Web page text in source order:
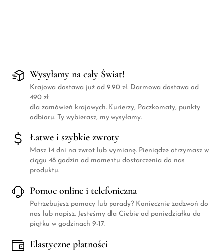
Wysyłamy na cały Świat!
Krajowa dostawa już od 9,90 zł. Darmowa dostawa od
490 zł
dla zamówień krajowych. Kurierzy, Paczkomaty, punkty
odbioru. Ty wybierasz, my wysyłamy.
Łatwe i szybkie zwroty
Masz 14 dni na zwrot lub wymianę. Pieniądze otrzymasz w
ciągu 48 godzin od momentu dostarczenia do nas
produktu.
Pomoc online i telefoniczna
Potrzebujesz pomocy lub porady? Koniecznie zadzwoń do
nas lub napisz. Jesteśmy dla Ciebie od poniedziałku do
piątku w godzinach 9-17.
Elastyczne płatności